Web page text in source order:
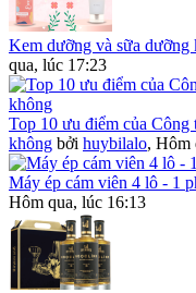
Kem dưỡng và sữa dưỡng
qua, lúc 17:23
Top 10 ưu điểm của Công
không bởi huybilalo, Hôm
Máy ép cám viên 4 lô - 1
Hôm qua, lúc 16:13